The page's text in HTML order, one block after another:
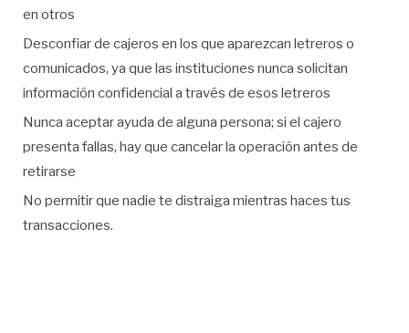
en otros
Desconfiar de cajeros en los que aparezcan letreros o
comunicados, ya que las instituciones nunca solicitan
información confidencial a través de esos letreros
Nunca aceptar ayuda de alguna persona; si el cajero
presenta fallas, hay que cancelar la operación antes de
retirarse
No permitir que nadie te distraiga mientras haces tus
transacciones.